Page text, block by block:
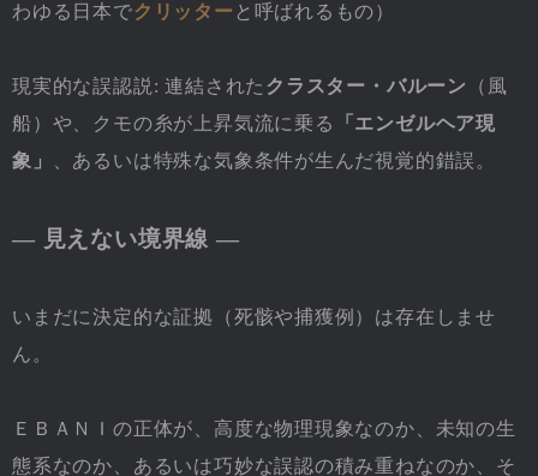
わゆる日本でクリッター と呼ばれるもの）
現実的な誤認説: 連結された クラスター・バルーン
（風
船）や、クモの糸が上昇気流に乗る
「エンゼルヘア現
象」
、あるいは特殊な気象条件が生んだ視覚的錯誤。
― 見えない境界線 ―
いまだに決定的な証拠（死骸や捕獲例）は存在しませ
ん。
ＥＢＡＮＩの正体が、高度な物理現象なのか、未知の生
態系なのか、あるいは巧妙な誤認の積み重ねなのか、そ